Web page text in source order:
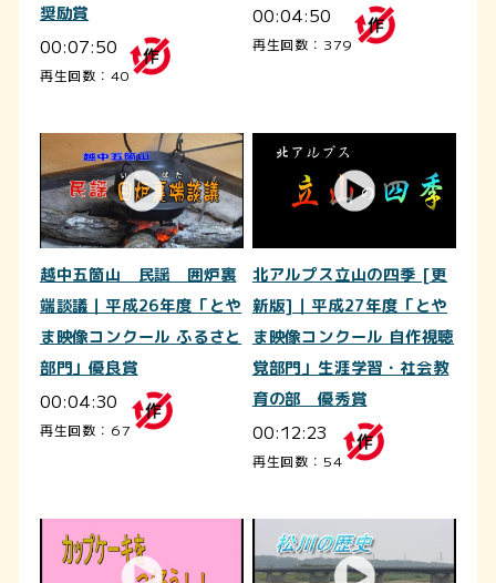
奨励賞
00:07:50
再生回数：40
00:04:50
再生回数：379
越中五箇山 民謡 囲炉裏
端談議｜平成26年度「とや
ま映像コンクール ふるさと
部門」優良賞
00:04:30
再生回数：67
北アルプス立山の四季 [更
新版]｜平成27年度「とや
ま映像コンクール 自作視聴
覚部門」生涯学習・社会教
育の部 優秀賞
00:12:23
再生回数：54